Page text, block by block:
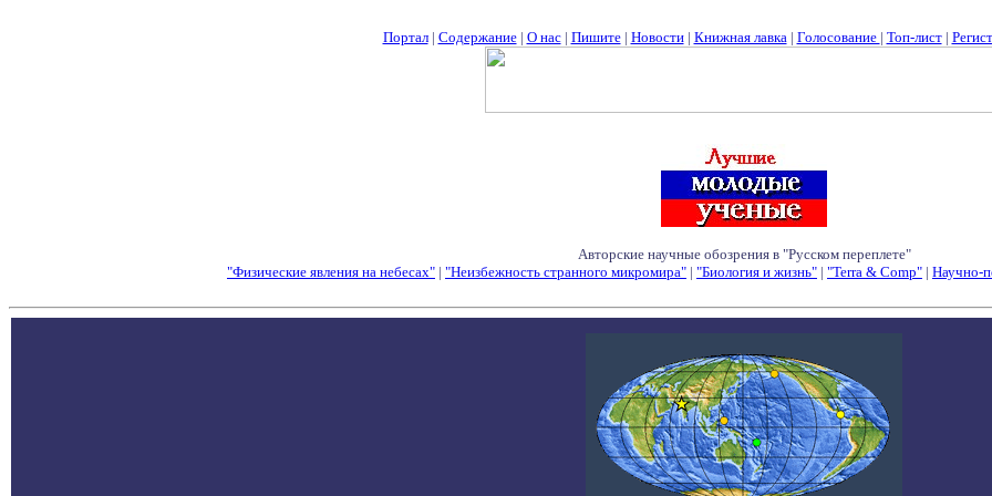
Портал| Содержание| О нас| Пишите| Новости| Книжная лавка| Голосование | Топ-лист|
Авторские научные обозрения в "Русском переплете"
"Физические явления на небесах" | "Неизбежность странного микромира" | "Биология и жизнь" | "Terra & Comp" | Научно-